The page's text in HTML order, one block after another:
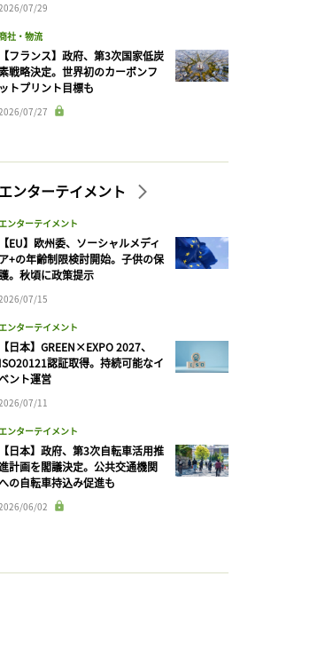
07/29
社・物流
【フランス】政府、第3次国家低炭
戦略決定。世界初のカーボンフ
ットプリント目標も
07/27
エンターテイメント
ンターテイメント
【EU】欧州委、ソーシャルメディ
ア+の年齢制限検討開始。子供の保
。秋頃に政策提示
07/15
ンターテイメント
【日本】GREEN×EXPO 2027、
ISO20121認証取得。持続可能なイ
ント運営
07/11
ンターテイメント
【日本】政府、第3次自転車活用推
計画を閣議決定。公共交通機関
の自転車持込み促進も
06/02